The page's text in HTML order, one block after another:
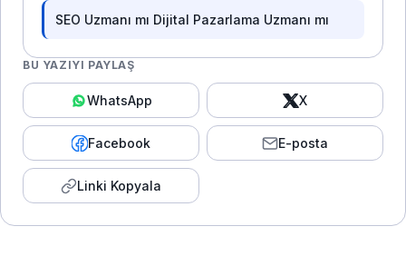
SEO Uzmanı mı Dijital Pazarlama Uzmanı mı
BU YAZIYI PAYLAŞ
WhatsApp X
Facebook E-posta
Linki Kopyala